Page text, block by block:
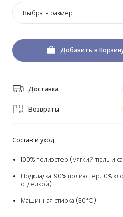
Выбрать размер
Добавить в
Доставка
Возвраты
Состав и уход
100% полиэстер (мягкий тюль и
Подкладка: 90% полиэстер, 10%
отделкой)
Машинная стирка (30*C)